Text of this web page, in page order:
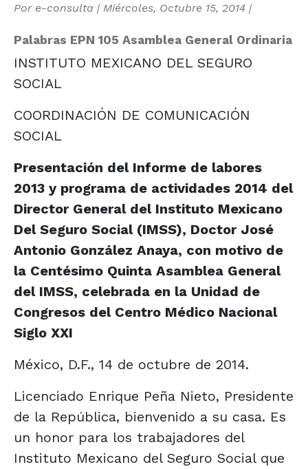
Por e-consulta | Miércoles, Octubre 15, 2014 |
Palabras EPN 105 Asamblea General Ordinaria
INSTITUTO MEXICANO DEL SEGURO
SOCIAL
COORDINACIÓN DE COMUNICACIÓN
SOCIAL
Presentación del Informe de labores
2013 y programa de actividades 2014 del
Director General del Instituto Mexicano
Del Seguro Social (IMSS), Doctor José
Antonio González Anaya, con motivo de
la Centésimo Quinta Asamblea General
del IMSS, celebrada en la Unidad de
Congresos del Centro Médico Nacional
Siglo XXI
México, D.F., 14 de octubre de 2014.
Licenciado Enrique Peña Nieto, Presidente
de la República, bienvenido a su casa. Es
un honor para los trabajadores del
Instituto Mexicano del Seguro Social que